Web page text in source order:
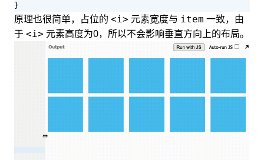
}
原理也很简单，占位的 <i> 元素宽度与 item 一致，由
于 <i> 元素高度为0，所以不会影响垂直方向上的布局。